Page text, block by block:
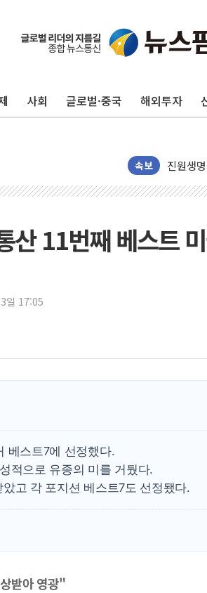
사회 글로벌·중국 해외투자
속보
뉴인텍,
듀오백
휴젤, 매
포스코,
경북도·
서울 아
딥시크,
CJ프레
정점식
장동혁 "
'40도
산 11번째 베스트
일 17:05
베스트7에 선정했다.
적으로 유종의 미를 거뒀다.
고 각 포지션 베스트7도 선정됐다.
받아 영광"